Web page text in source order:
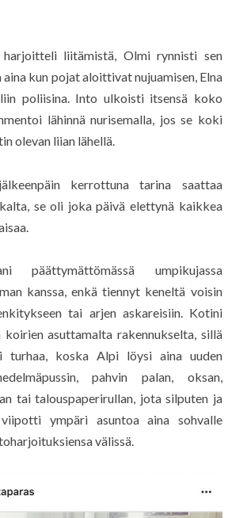
liitämistä, Olmi rynnisti sen
aina kun pojat aloittivat nujuamisen, Elna
poliisina. Into ulkoisti itsensä koko
lähinnä nurisemalla, jos se koki
olevan liian lähellä.
kerrottuna tarina saattaa
se oli joka päivä elettynä kaikkea
päättymättömässä umpikujassa
kanssa, enkä tiennyt keneltä voisin
tai arjen askareisiin. Kotini
asuttamalta rakennukselta, sillä
turhaa, koska Alpi löysi aina uuden
pahvin palan, oksan,
tai talouspaperirullan, jota silputen ja
ympäri asuntoa aina sohvalle
välissä.